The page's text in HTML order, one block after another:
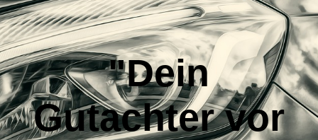
"Dein
Gutachter vor
Kontakt
Impressum